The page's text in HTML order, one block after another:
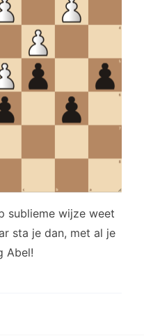
sublieme wijze weet
sta je dan, met al je
Abel!